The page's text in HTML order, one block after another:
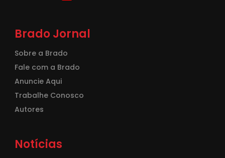
Brado Jornal
Sobre a Brado
Fale com a Brado
Anuncie Aqui
Trabalhe Conosco
Autores
Notícias